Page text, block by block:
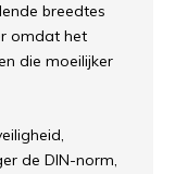
breedtes
omdat het
die moeilijker
de DIN-norm,